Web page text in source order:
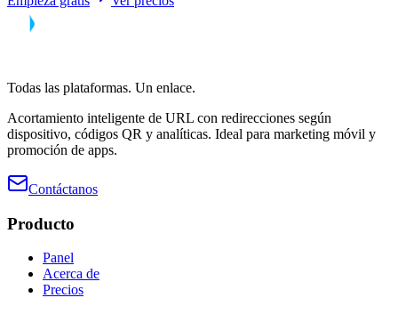
Todas las plataformas. Un enlace.
Acortamiento inteligente de URL con redirecciones según
dispositivo, códigos QR y analíticas. Ideal para marketing móvil y
promoción de apps.
Contáctanos
Producto
Panel
Acerca de
Precios